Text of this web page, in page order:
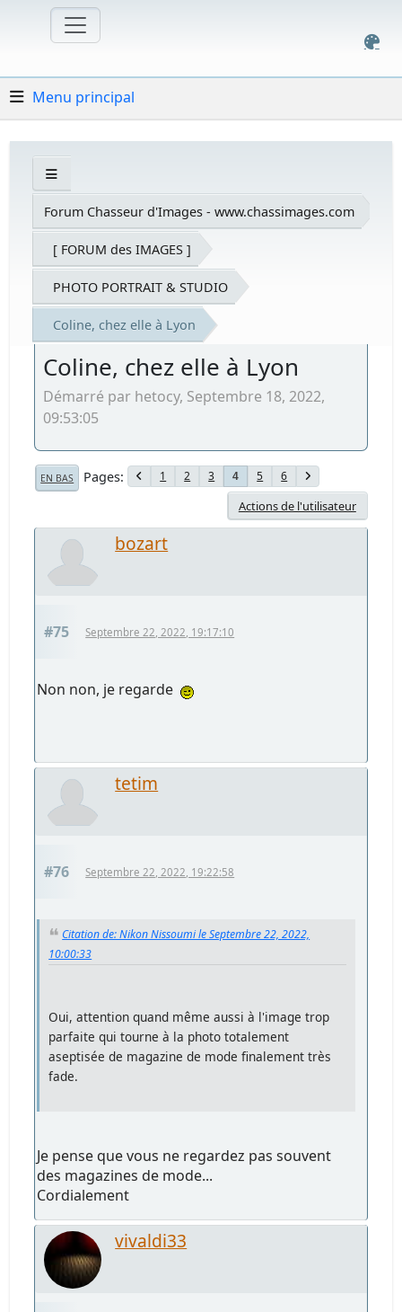
Menu principal
Forum Chasseur d'Images - www.chassimages.com
[ FORUM des IMAGES ]
PHOTO PORTRAIT & STUDIO
Coline, chez elle à Lyon
Coline, chez elle à Lyon
Démarré par hetocy, Septembre 18, 2022,
09:53:05
EN BAS Pages 1 2 3 4 5 6
Actions de l'utilisateur
bozart
#75 Septembre 22, 2022, 19:17:10
Non non, je regarde
tetim
#76 Septembre 22, 2022, 19:22:58
Citation de: Nikon Nissoumi le Septembre 22, 2022,
10:00:33
Oui, attention quand même aussi à l'image trop
parfaite qui tourne à la photo totalement
aseptisée de magazine de mode finalement très
fade.
Je pense que vous ne regardez pas souvent
des magazines de mode...
Cordialement
vivaldi33